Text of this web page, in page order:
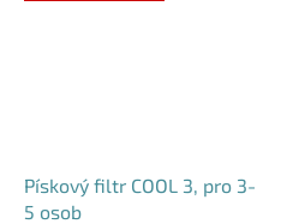
Pískový filtr COOL 3, pro 3-
5 osob